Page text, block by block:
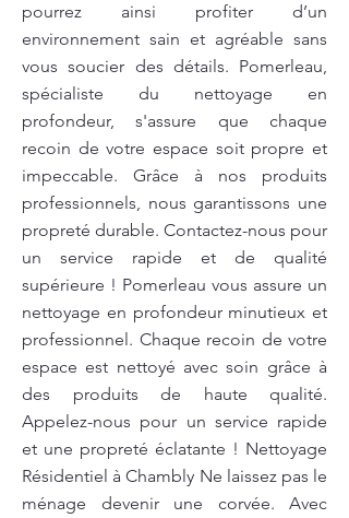
pourrez ainsi profiter d’un
environnement sain et agréable sans
vous soucier des détails. Pomerleau,
spécialiste du nettoyage en
profondeur, s'assure que chaque
recoin de votre espace soit propre et
impeccable. Grâce à nos produits
professionnels, nous garantissons une
propreté durable. Contactez-nous pour
un service rapide et de qualité
supérieure ! Pomerleau vous assure un
nettoyage en profondeur minutieux et
professionnel. Chaque recoin de votre
espace est nettoyé avec soin grâce à
des produits de haute qualité.
Appelez-nous pour un service rapide
et une propreté éclatante ! Nettoyage
Résidentiel à Chambly Ne laissez pas le
ménage devenir une corvée. Avec